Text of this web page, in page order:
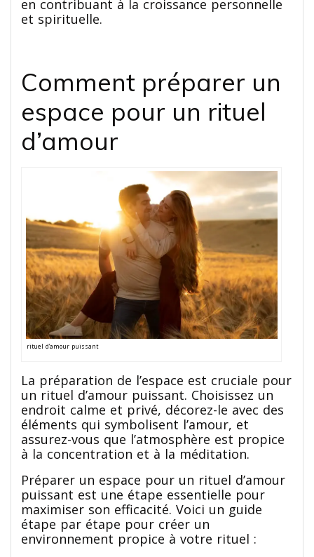
en contribuant à la croissance personnelle
et spirituelle.
Comment préparer un
espace pour un rituel
d’amour
rituel d’amour puissant
La préparation de l’espace est cruciale pour
un rituel d’amour puissant. Choisissez un
endroit calme et privé, décorez-le avec des
éléments qui symbolisent l’amour, et
assurez-vous que l’atmosphère est propice
à la concentration et à la méditation.
Préparer un espace pour un rituel d’amour
puissant est une étape essentielle pour
maximiser son efficacité. Voici un guide
étape par étape pour créer un
environnement propice à votre rituel :